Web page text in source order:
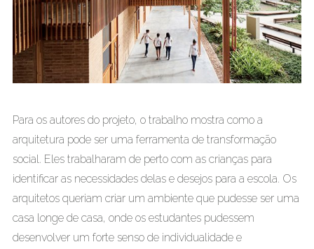
Para os autores do projeto, o trabalho mostra como a
arquitetura pode ser uma ferramenta de transformação
social. Eles trabalharam de perto com as crianças para
identificar as necessidades delas e desejos para a escola. Os
arquitetos queriam criar um ambiente que pudesse ser uma
casa longe de casa, onde os estudantes pudessem
desenvolver um forte senso de individualidade e